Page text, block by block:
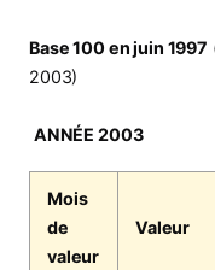
Base 100 en juin 1997
2003)
ANNÉE 2003
Mois
de
valeur
Valeur